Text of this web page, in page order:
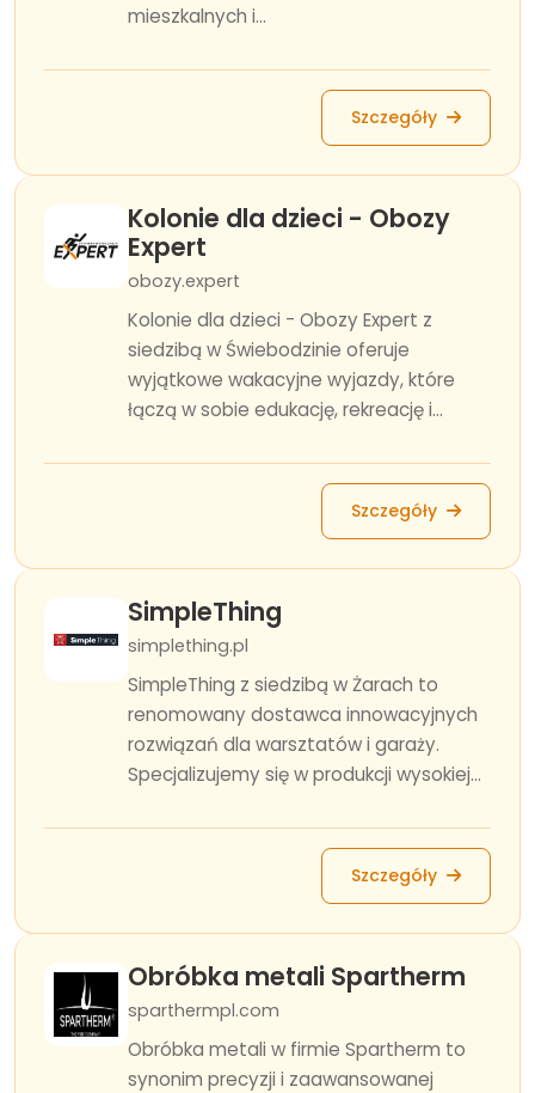
mieszkalnych i...
Szczegóły
Kolonie dla dzieci - Obozy
Expert
obozy.expert
Kolonie dla dzieci - Obozy Expert z
siedzibą w Świebodzinie oferuje
wyjątkowe wakacyjne wyjazdy, które
łączą w sobie edukację, rekreację i...
Szczegóły
SimpleThing
simplething.pl
SimpleThing z siedzibą w Żarach to
renomowany dostawca innowacyjnych
rozwiązań dla warsztatów i garaży.
Specjalizujemy się w produkcji wysokiej...
Szczegóły
Obróbka metali Spartherm
sparthermpl.com
Obróbka metali w firmie Spartherm to
synonim precyzji i zaawansowanej